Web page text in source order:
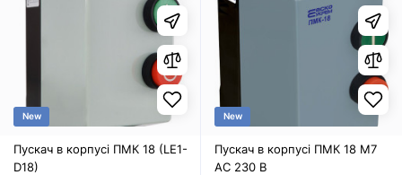
New
Пускач в корпусі ПМК 18 (LE1-
D18)
New
Пускач в корпусі ПМК 18 М7
AC 230 B